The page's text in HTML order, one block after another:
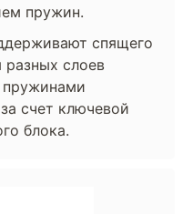
пружин.
спящего
разных слоев
пружинами
счет ключевой
блока.